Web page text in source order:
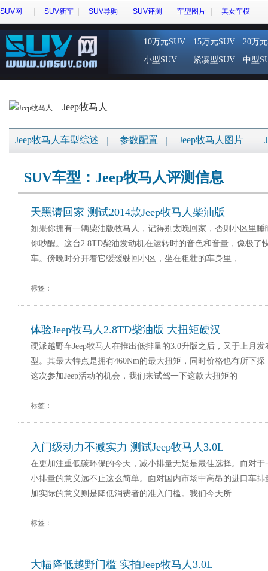
SUV网 SUV新车 SUV导购 SUV评测 车型图片 美女车模
10万元SUV 15万元SUV
20万
小型SUV
紧凑型SUV 中型
Jeep牧马人
Jeep牧马人车型综述 参数配置 Jeep牧马人图片
SUV车型：Jeep牧马人评测信息
天黑请回家 测试2014款Jeep牧马人柴油版
如果你拥有一辆柴油版牧马人，记得别太晚回家，否则小区里
你吵醒。这台2.8TD柴油发动机在运转时的音色和音量，像极了
车。傍晚时分开着它缓缓驶回小区，坐在粗壮的车身里，
标签：
体验Jeep牧马人2.8TD柴油版 大扭矩硬汉
硬派越野车Jeep牧马人在推出低排量的3.0升版之后，又于上月
型。其最大特点是拥有460Nm的最大扭矩，同时价格也有所下探
这次参加Jeep活动的机会，我们来试驾一下这款大扭矩的
标签：
入门级动力不减实力 测试Jeep牧马人3.0L
在更加注重低碳环保的今天，减小排量无疑是最佳选择。而对
小排量的意义远不止这么简单。面对国内市场中高昂的进口车
加实际的意义则是降低消费者的准入门槛。我们今天所
标签：
大幅降低越野门槛 实拍Jeep牧马人3.0L